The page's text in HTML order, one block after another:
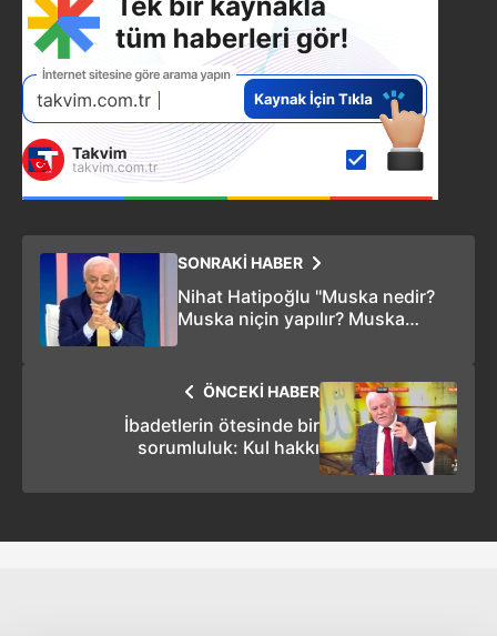
SONRAKİ HABER
Nihat Hatipoğlu ''Muska nedir?
Muska niçin yapılır? Muska
ÖNCEKİ HABER
İbadetlerin ötesinde bir
sorumluluk: Kul hakkı